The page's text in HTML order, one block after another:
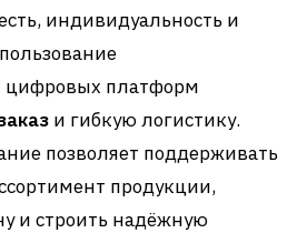
индивидуальность и
цифровых платформ
и гибкую логистику.
позволяет поддерживать
продукции,
и строить надёжную